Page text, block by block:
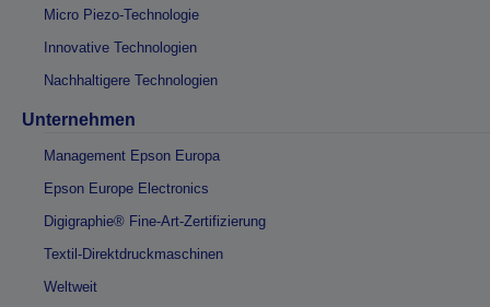
Micro Piezo-Technologie
Innovative Technologien
Nachhaltigere Technologien
Unternehmen
Management Epson Europa
Epson Europe Electronics
Digigraphie® Fine-Art-Zertifizierung
Textil-Direktdruckmaschinen
Weltweit